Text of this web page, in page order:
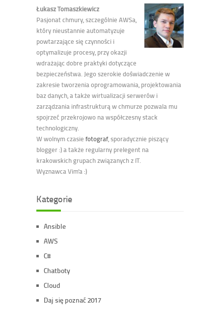
Łukasz Tomaszkiewicz
Pasjonat chmury, szczególnie AWSa,
który nieustannie automatyzuje
powtarzające się czynności i
optymalizuje procesy, przy okazji
wdrażając dobre praktyki dotyczące
bezpieczeństwa. Jego szerokie doświadczenie w
zakresie tworzenia oprogramowania, projektowania
baz danych, a także wirtualizacji serwerów i
zarządzania infrastrukturą w chmurze pozwala mu
spojrzeć przekrojowo na współczesny stack
technologiczny.
W wolnym czasie fotograf, sporadycznie piszący
blogger :) a także regularny prelegent na
krakowskich grupach związanych z IT.
Wyznawca Vim'a :)
Kategorie
Ansible
AWS
C#
Chatboty
Cloud
Daj się poznać 2017